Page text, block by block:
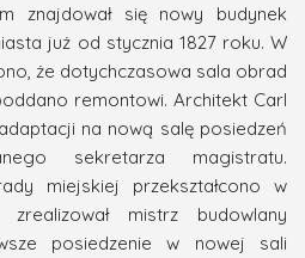
znajdował się nowy budynek
już od stycznia 1827 roku. W
że dotychczasowa sala obrad
remontowi. Architekt Carl
na nową salę posiedzeń
sekretarza magistratu.
miejskiej przekształcono w
zrealizował mistrz budowlany
posiedzenie w nowej sali